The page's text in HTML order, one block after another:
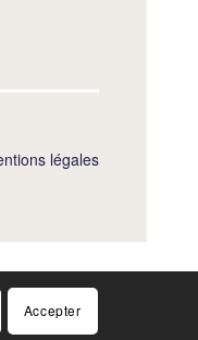
légales
Accepter